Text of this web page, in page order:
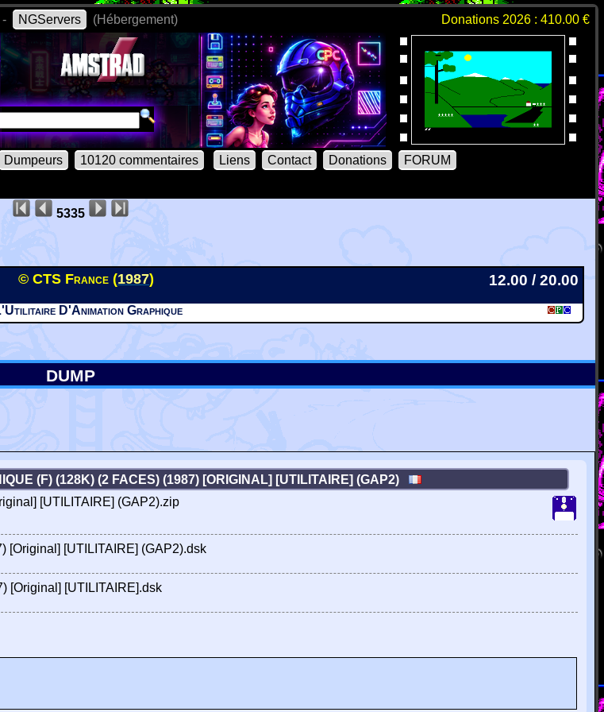
- NGServers (Hébergement) Donations 2026 : 410.00 €
Dumpeurs 10120 commentaires Liens Contact Donations
FORUM
5335
© CTS France (1987) 12.00 / 20.00
D'Animation Graphique
DUMP
(F) (128K) (2 FACES) (1987) [ORIGINAL] [UTILITAIRE] (GAP2)
[UTILITAIRE] (GAP2).zip
[Original] [UTILITAIRE] (GAP2).dsk
[Original] [UTILITAIRE].dsk